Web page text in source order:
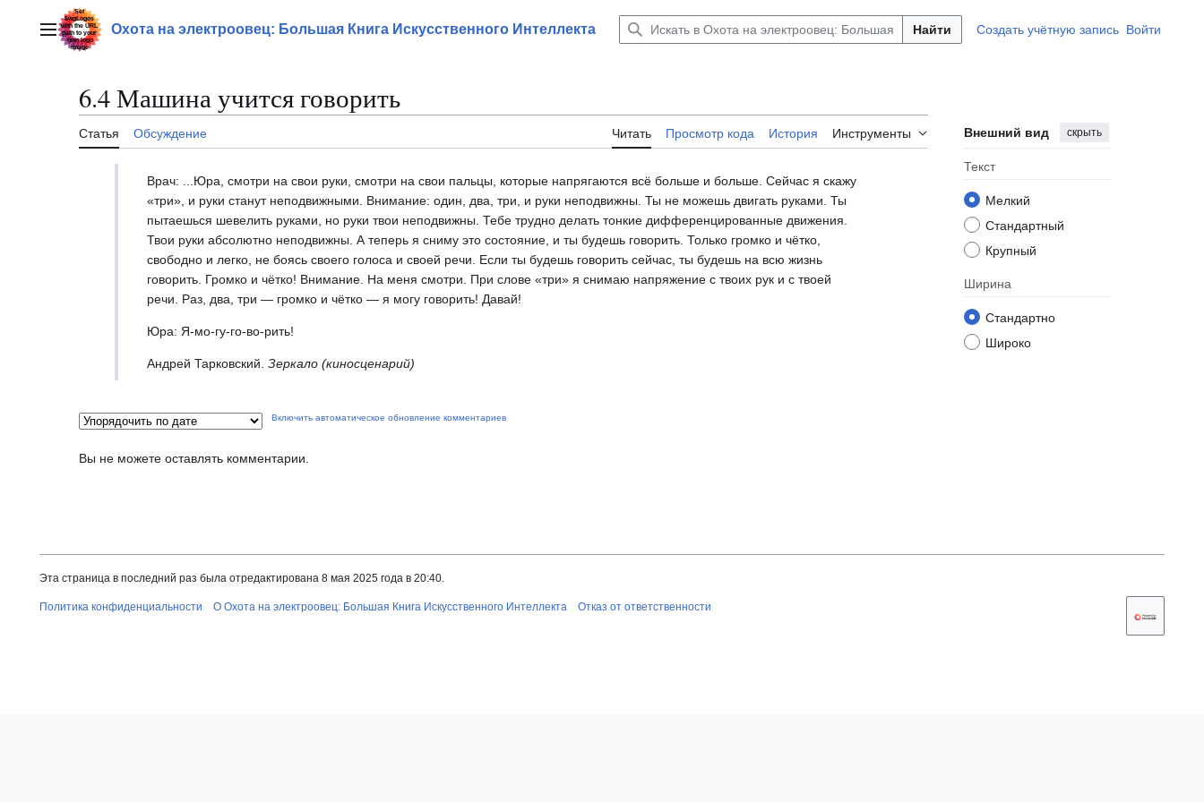
содержаниюГлавное менюОхота на электроовец: Большая Книга Искусственного Интеллекта Найти Создать учётную запись Войти
6.4 Машина учится говорить
Статья Обсуждение Читать Просмотр кода История Инструменты Внешний вид скрыть
Текст
Мелкий
Стандартный
Крупный
Ширина
Стандартно
Широко
Врач: ...Юра, смотри на свои руки, смотри на свои пальцы, которые напрягаются всё больше и больше. Сейчас я скажу
«три», и руки станут неподвижными. Внимание: один, два, три, и руки неподвижны. Ты не можешь двигать руками. Ты
пытаешься шевелить руками, но руки твои неподвижны. Тебе трудно делать тонкие дифференцированные движения.
Твои руки абсолютно неподвижны. А теперь я сниму это состояние, и ты будешь говорить. Только громко и чётко,
свободно и легко, не боясь своего голоса и своей речи. Если ты будешь говорить сейчас, ты будешь на всю жизнь
говорить. Громко и чётко! Внимание. На меня смотри. При слове «три» я снимаю напряжение с твоих рук и с твоей
речи. Раз, два, три — громко и чётко — я могу говорить! Давай!
Юра: Я-мо-гу-го-во-рить!
Андрей Тарковский. Зеркало (киносценарий)
Включить автоматическое обновление комментариев
Вы не можете оставлять комментарии.
Эта страница в последний раз была отредактирована 8 мая 2025 года в 20:40.
Политика конфиденциальности О Охота на электроовец: Большая Книга Искусственного Интеллекта Отказ от ответственности